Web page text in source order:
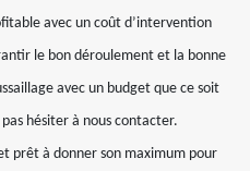
avec un coût d’intervention
le bon déroulement et la bonne
avec un budget que ce soit
hésiter à nous contacter.
prêt à donner son maximum pour